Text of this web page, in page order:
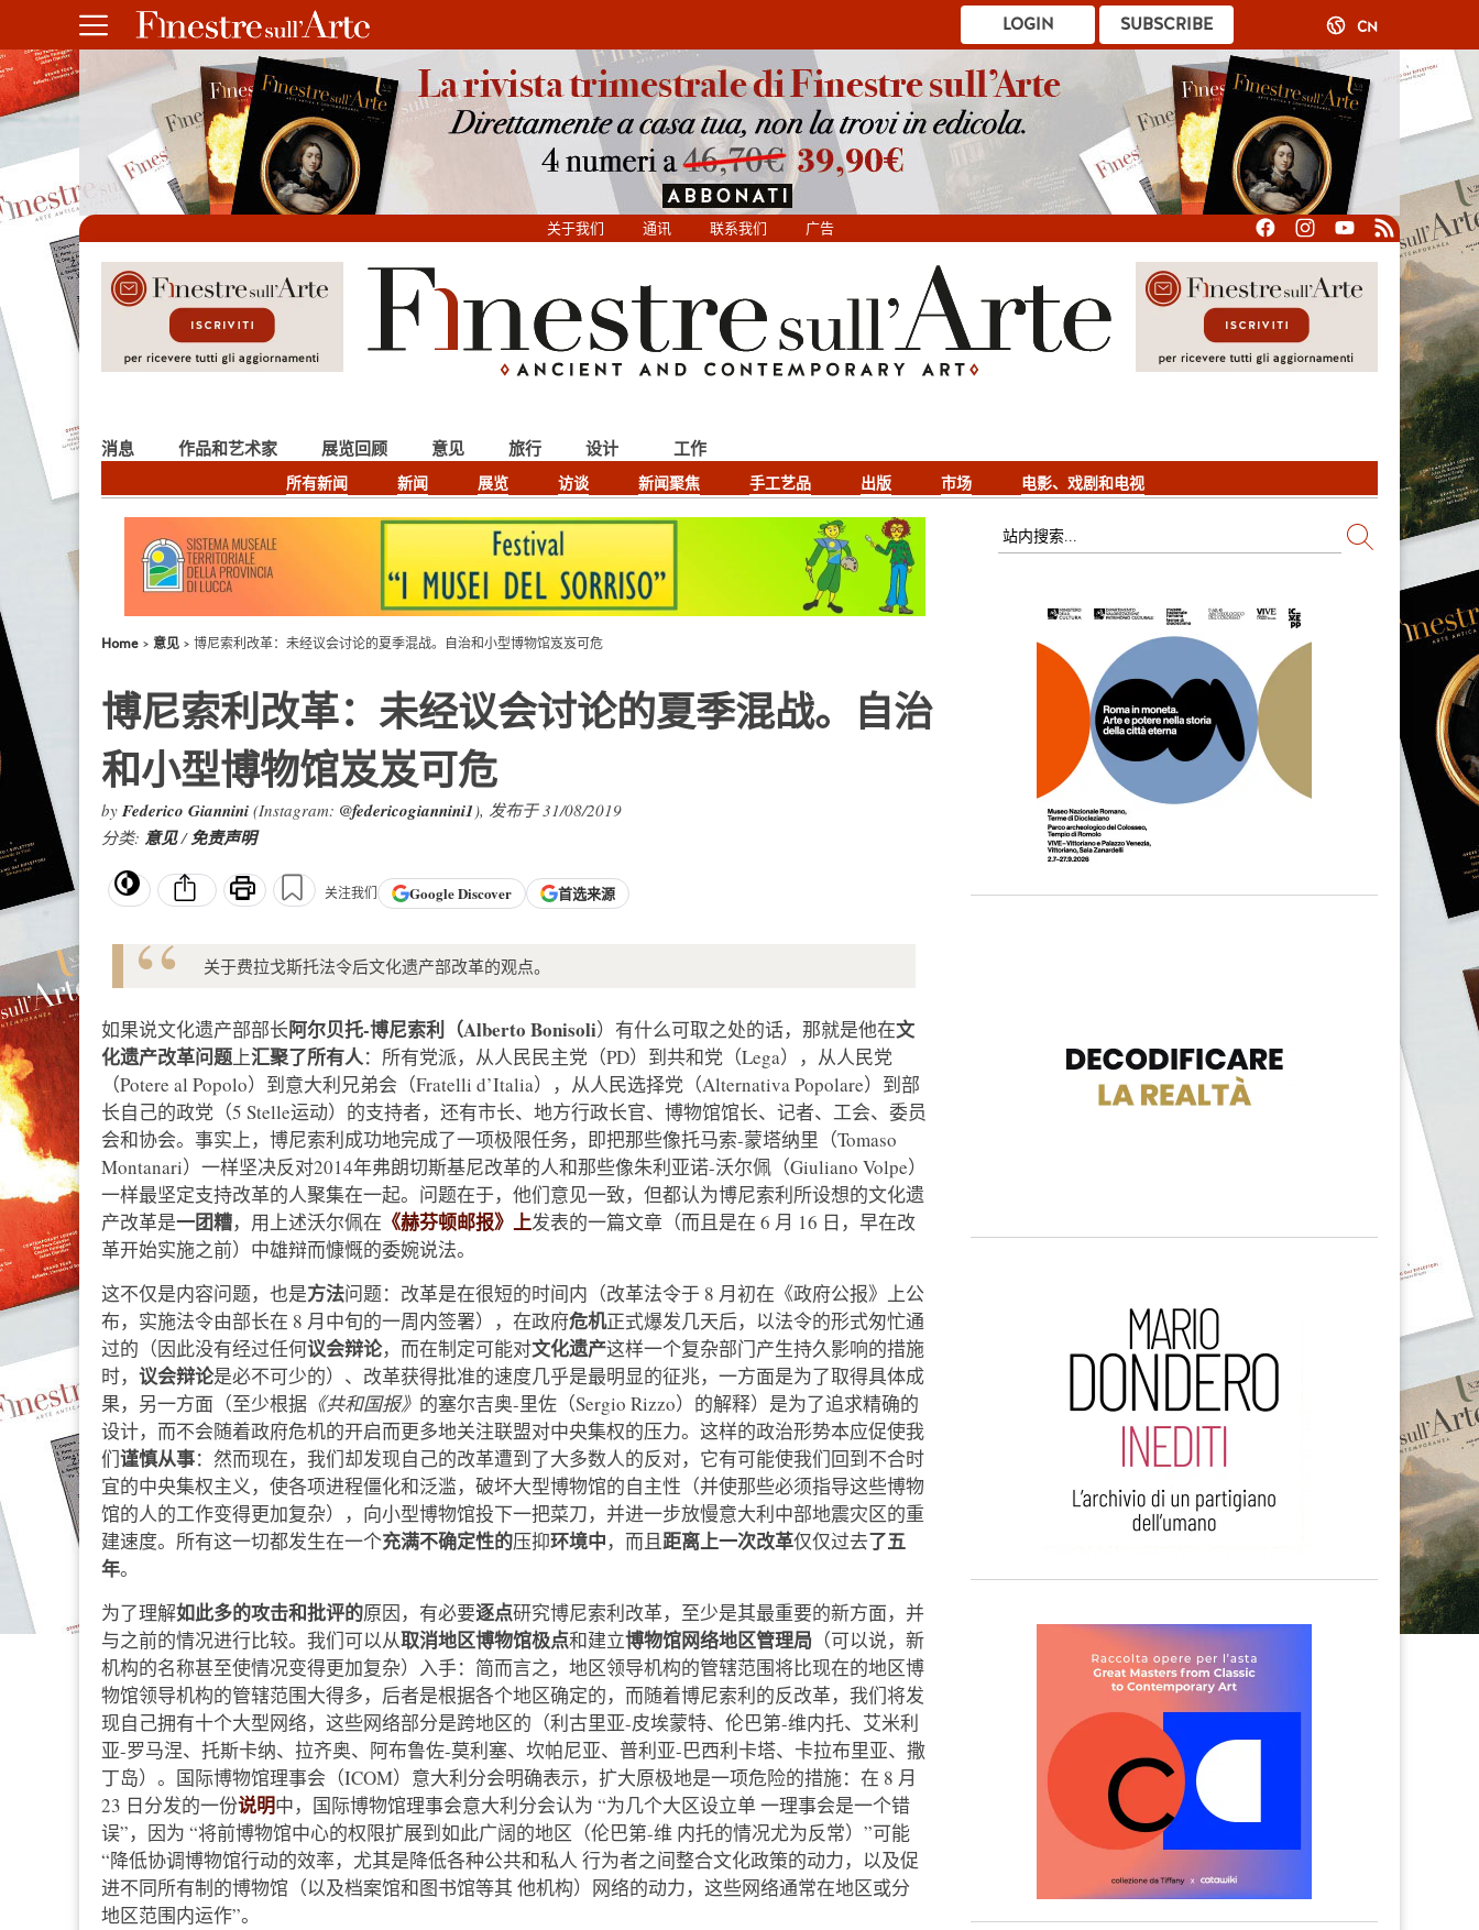
SUBSCRIBE
LOGIN CN
关于我们 通讯 联系我们 广告
消息
所有新闻 新闻 展览 访谈 新闻聚焦 手工艺品 出版 市场 电影、戏剧和电视
作品和艺术家 展览回顾 意见 旅行 设计 工作
Home 意见 博尼索利改革：未经议会讨论的夏季混战。自治和小型博物馆岌岌可危
博尼索利改革：未经议会讨论的夏季混战。自治
和小型博物馆岌岌可危
by Federico Giannini (Instagram: @federicogiannini1), 发布于 31/08/2019
分类: 意见/免责声明
关注我们 GoogleDiscover 首选来源
关于费拉戈斯托法令后文化遗产部改革的观点。
如果说文化遗产部部长阿尔贝托-博尼索利（Alberto Bonisoli）有什么可取之处的话，那就是他在文
化遗产改革问题上汇聚了所有人：所有党派，从人民民主党（PD）到共和党（Lega），从人民党
（Potere al Popolo）到意大利兄弟会（Fratelli d’Italia），从人民选择党（Alternativa Popolare）到部
长自己的政党（5 Stelle运动）的支持者，还有市长、地方行政长官、博物馆馆长、记者、工会、委员
会和协会。事实上，博尼索利成功地完成了一项极限任务，即把那些像托马索-蒙塔纳里（Tomaso
Montanari）一样坚决反对2014年弗朗切斯基尼改革的人和那些像朱利亚诺-沃尔佩（Giuliano Volpe）
一样最坚定支持改革的人聚集在一起。问题在于，他们意见一致，但都认为博尼索利所设想的文化遗
产改革是一团糟，用上述沃尔佩在 《赫芬顿邮报》上发表的一篇文章（而且是在 6 月 16 日，早在改
革开始实施之前）中雄辩而慷慨的委婉说法。
这不仅是内容问题，也是方法问题：改革是在很短的时间内（改革法令于 8 月初在《政府公报》上公
布，实施法令由部长在 8 月中旬的一周内签署），在政府危机正式爆发几天后，以法令的形式匆忙通
过的（因此没有经过任何议会辩论，而在制定可能对文化遗产这样一个复杂部门产生持久影响的措施
时， 议会辩论是必不可少的）、改革获得批准的速度几乎是最明显的征兆，一方面是为了取得具体成
果，另一方面（至少根据 《共和国报》 的塞尔吉奥-里佐（Sergio Rizzo）的解释）是为了追求精确的
设计，而不会随着政府危机的开启而更多地关注联盟对中央集权的压力。这样的政治形势本应促使我
们谨慎从事：然而现在，我们却发现自己的改革遭到了大多数人的反对，它有可能使我们回到不合时
宜的中央集权主义，使各项进程僵化和泛滥，破坏大型博物馆的自主性（并使那些必须指导这些博物
馆的人的工作变得更加复杂），向小型博物馆投下一把菜刀，并进一步放慢意大利中部地震灾区的重
建速度。所有这一切都发生在一个充满不确定性的压抑环境中，而且距离上一次改革仅仅过去了五
年。
为了理解如此多的攻击和批评的原因，有必要逐点研究博尼索利改革，至少是其最重要的新方面，并
与之前的情况进行比较。我们可以从取消地区博物馆极点和建立博物馆网络地区管理局 （可以说，新
机构的名称甚至使情况变得更加复杂）入手：简而言之，地区领导机构的管辖范围将比现在的地区博
物馆领导机构的管辖范围大得多，后者是根据各个地区确定的，而随着博尼索利的反改革，我们将发
现自己拥有十个大型网络，这些网络部分是跨地区的（利古里亚-皮埃蒙特、伦巴第-维内托、艾米利
亚-罗马涅、托斯卡纳、拉齐奥、阿布鲁佐-莫利塞、坎帕尼亚、普利亚-巴西利卡塔、卡拉布里亚、撒
丁岛）。国际博物馆理事会（ICOM）意大利分会明确表示，扩大原极地是一项危险的措施：在 8 月
23 日分发的一份说明中，国际博物馆理事会意大利分会认为 “为几个大区设立单 一理事会是一个错
误”，因为 “将前博物馆中心的权限扩展到如此广阔的地区（伦巴第-维 内托的情况尤为反常）”可能
“降低协调博物馆行动的效率，尤其是降低各种公共和私人 行为者之间整合文化政策的动力，以及促
进不同所有制的博物馆（以及档案馆和图书馆等其 他机构）网络的动力，这些网络通常在地区或分
地区范围内运作”。